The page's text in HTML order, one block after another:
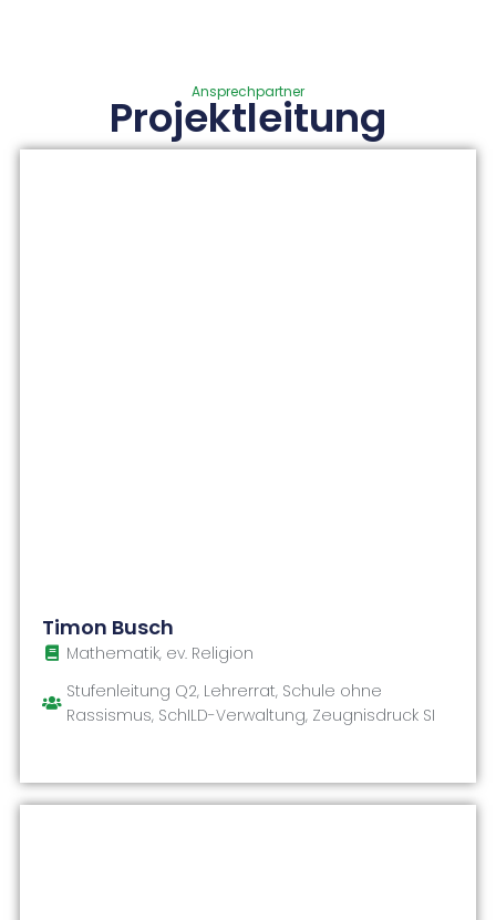
Ansprechpartner
Projektleitung
Timon Busch
Mathematik, ev. Religion
Stufenleitung Q2, Lehrerrat, Schule ohne
Rassismus, SchILD-Verwaltung, Zeugnisdruck SI